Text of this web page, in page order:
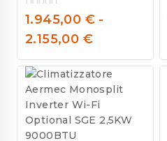
0
out
of
5
1.945,00 € -
2.155,00 €